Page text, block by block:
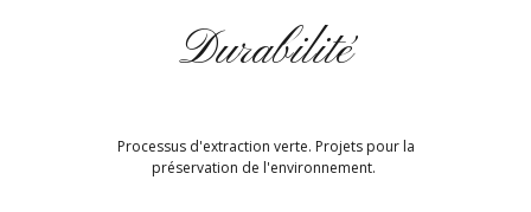
Durabilité
Processus d'extraction verte. Projets pour la
préservation de l'environnement.